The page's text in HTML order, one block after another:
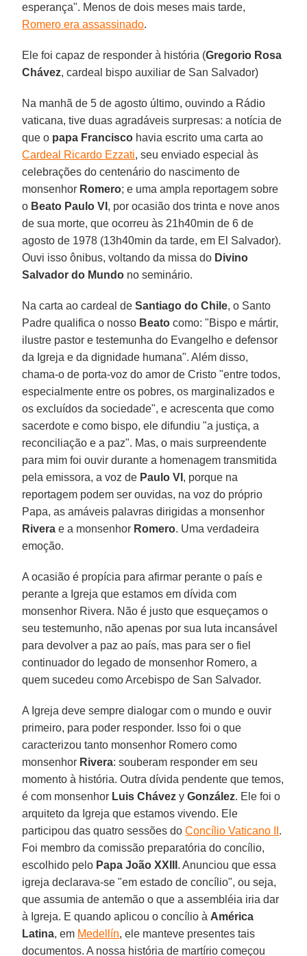
esperança". Menos de dois meses mais tarde,
Romero era assassinado.
Ele foi capaz de responder à história (Gregorio Rosa
Chávez, cardeal bispo auxiliar de San Salvador)
Na manhã de 5 de agosto último, ouvindo a Rádio
vaticana, tive duas agradáveis surpresas: a notícia de
que o papa Francisco havia escrito uma carta ao
Cardeal Ricardo Ezzati, seu enviado especial às
celebrações do centenário do nascimento de
monsenhor Romero; e uma ampla reportagem sobre
o Beato Paulo VI , por ocasião dos trinta e nove anos
de sua morte, que ocorreu às 21h40min de 6 de
agosto de 1978 (13h40min da tarde, em El Salvador).
Ouvi isso ônibus, voltando da missa do Divino
Salvador do Mundo no seminário.
Na carta ao cardeal deSantiago do Chile, o Santo
Padre qualifica o nosso Beato como: "Bispo e mártir,
ilustre pastor e testemunha do Evangelho e defensor
da Igreja e da dignidade humana". Além disso,
chama-o de porta-voz do amor de Cristo "entre todos,
especialmente entre os pobres, os marginalizados e
os excluídos da sociedade", e acrescenta que como
sacerdote e como bispo, ele difundiu "a justiça, a
reconciliação e a paz". Mas, o mais surpreendente
para mim foi ouvir durante a homenagem transmitida
pela emissora, a voz de Paulo VI , porque na
reportagem podem ser ouvidas, na voz do próprio
Papa, as amáveis palavras dirigidas a monsenhor
Rivera e a monsenhor Romero. Uma verdadeira
emoção.
A ocasião é propícia para afirmar perante o país e
perante a Igreja que estamos em dívida com
monsenhor Rivera. Não é justo que esqueçamos o
seu testemunho, não apenas por sua luta incansável
para devolver a paz ao país, mas para ser o fiel
continuador do legado de monsenhor Romero, a
quem sucedeu como Arcebispo de San Salvador.
A Igreja deve sempre dialogar com o mundo e ouvir
primeiro, para poder responder. Isso foi o que
caracterizou tanto monsenhor Romero como
monsenhor Rivera: souberam responder em seu
momento à história. Outra dívida pendente que temos,
é com monsenhor Luis Chávez yGonzález. Ele foi o
arquiteto da Igreja que estamos vivendo. Ele
participou das quatro sessões doConcílio Vaticano II .
Foi membro da comissão preparatória do concílio,
escolhido pelo Papa João XXIII . Anunciou que essa
igreja declarava-se "em estado de concílio", ou seja,
que assumia de antemão o que a assembléia iria dar
à Igreja. E quando aplicou o concílio à América
Latina, em Medellín, ele manteve presentes tais
documentos. A nossa história de martírio começou